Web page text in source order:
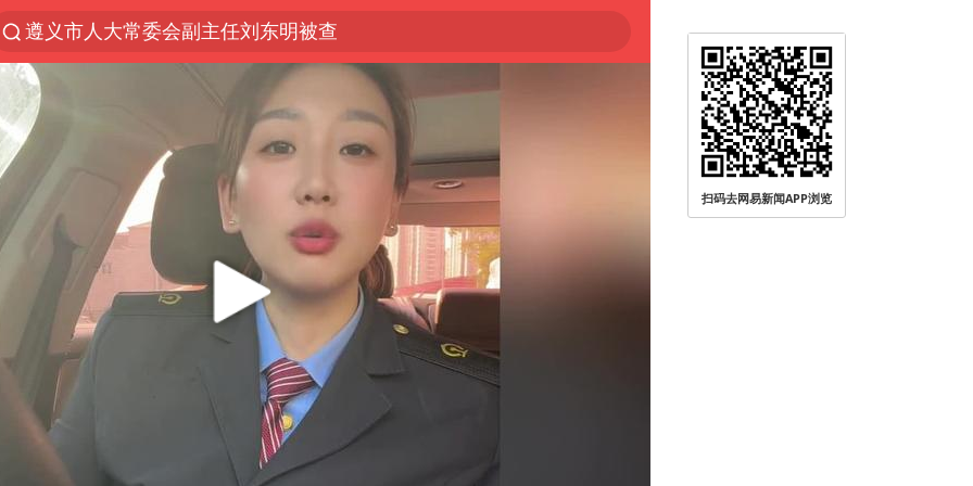
遵义市人大常委会副主任刘东明被查
夜幕落下 运动上场
泰交通部副部长回应中国游客遭歧视
Meta被判支付5.67亿美元
1岁宝宝碰坏纸巾盒 宝妈被索赔924元
男子结婚8年3个女儿均非亲生
中信证券：预计铜板块将迎来共振上涨
台风白海豚逼近 暴雨大暴雨来袭
“空调24小时开着更省电”不实
公司“上四休三”但要降薪1000元
47岁妈妈突然产女 26岁女儿：很震惊
扫码去网易新闻APP浏览